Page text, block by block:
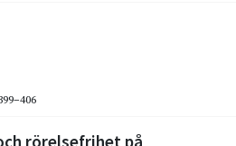
rörelsefrihet på